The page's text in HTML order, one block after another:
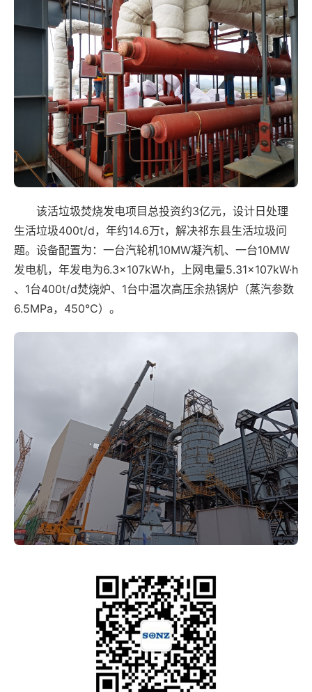
该活垃圾焚烧发电项目总投资约3亿元，设计日处理
生活垃圾400t/d，年约14.6万t，解决祁东县生活垃圾问
题。设备配置为：一台汽轮机10MW凝汽机、一台10MW
发电机，年发电为6.3×107kW·h，上网电量5.31×107kW·h
、1台400t/d焚烧炉、1台中温次高压余热锅炉（蒸汽参数
6.5MPa，450℃）。